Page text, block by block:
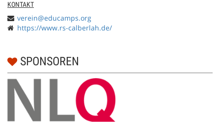
KONTAKT
verein@educamps.org
https://www.rs-calberlah.de/
SPONSOREN